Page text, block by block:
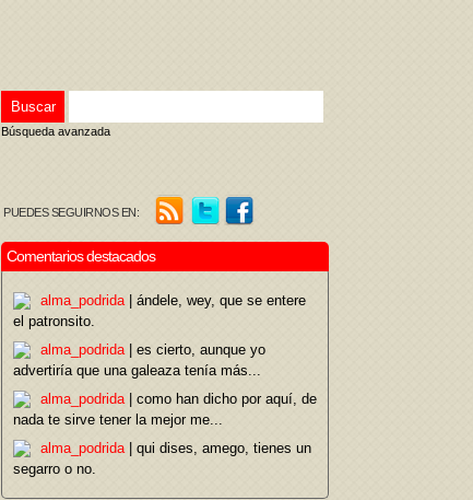
Búsqueda avanzada
PUEDES SEGUIRNOS EN:
Comentarios destacados
alma_podrida| ándele, wey, que se entere
el patronsito.
alma_podrida| es cierto, aunque yo
advertiría que una galeaza tenía más...
alma_podrida| como han dicho por aquí, de
nada te sirve tener la mejor me...
alma_podrida| qui dises, amego, tienes un
segarro o no.